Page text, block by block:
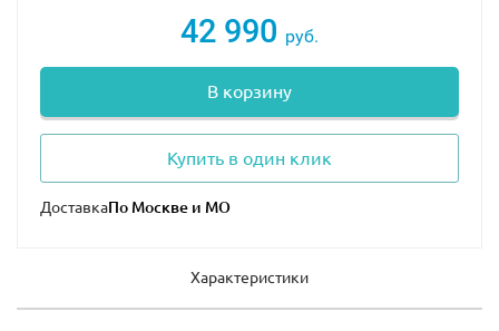
42 990 руб.
В корзину
Купить в один клик
Доставка
Характеристики